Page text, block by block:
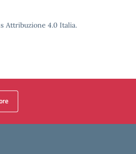
Attribuzione 4.0 Italia.